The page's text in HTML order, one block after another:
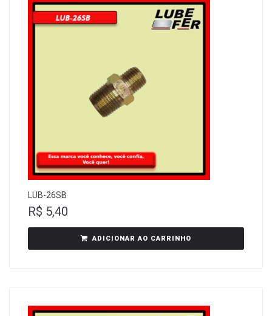
LUB-26SB
R$ 5,40
ADICIONAR AO CARRINHO